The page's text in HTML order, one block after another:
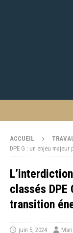
ACCUEIL
DPE G : un enjeu
classés DPE
transition
juin 5, 2024